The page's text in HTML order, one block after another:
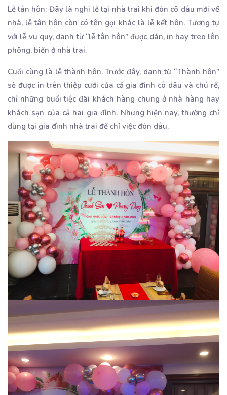
Lễ tân hôn: Đây là nghi lễ tại nhà trai khi đón cô dâu mới về
nhà, lễ tân hôn còn có tên gọi khác là lễ kết hôn. Tương tự
với lễ vu quy, danh từ “lễ tân hôn” được dán, in hay treo lên
phông, biển ở nhà trai.
Cuối cùng là lễ thành hôn. Trước đây, danh từ “Thành hôn”
sẽ được in trên thiệp cưới của cả gia đình cô dâu và chú rể,
chỉ những buổi tiệc đãi khách hàng chung ở nhà hàng hay
khách sạn của cả hai gia đình. Nhưng hiện nay, thường chỉ
dùng tại gia đình nhà trai để chỉ việc đón dâu.